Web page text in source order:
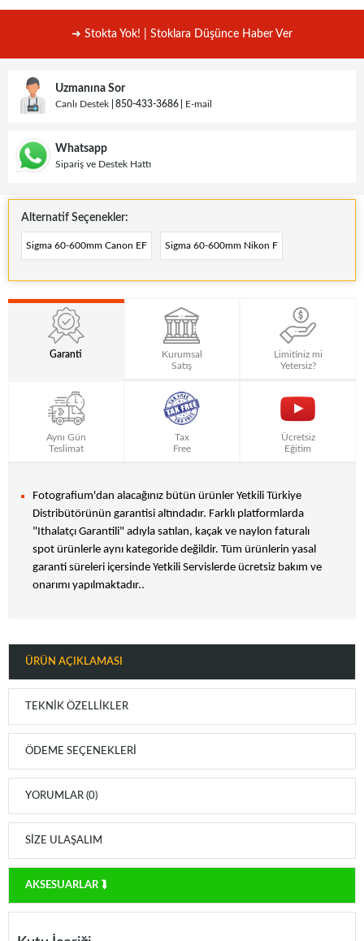
➜ Stokta Yok! | Stoklara Düşünce Haber Ver
Uzmanına Sor
Canlı Destek 850-433-3686 E-mail
Whatsapp
Sipariş ve Destek Hattı
Alternatif Seçenekler:
Sigma 60-600mm Canon EF Sigma 60-600mm Nikon F
Garanti
Kurumsal
Satış
Limitiniz mi
Yetersiz?
Aynı Gün
Teslimat
Tax
Free
Ücretsiz
Eğitim
Fotografium'dan alacağınız bütün ürünler Yetkili Türkiye
Distribütörünün garantisi altındadır. Farklı platformlarda
"Ithalatçı Garantili" adıyla satılan, kaçak ve naylon faturalı
spot ürünlerle aynı kategoride değildir. Tüm ürünlerin yasal
garanti süreleri içersinde Yetkili Servislerde ücretsiz bakım ve
onarımı yapılmaktadır..
ÜRÜN AÇIKLAMASI
TEKNIK ÖZELLIKLER
ÖDEME SEÇENEKLERI
YORUMLAR (0)
SIZE ULAŞALIM
AKSESUARLAR ⮯